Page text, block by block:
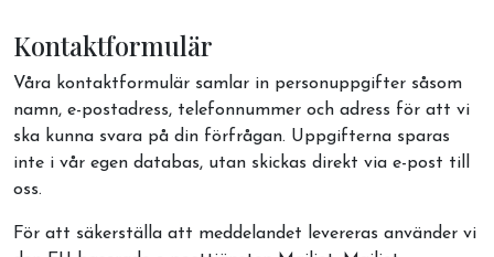
Kontaktformulär
Våra kontaktformulär samlar in personuppgifter såsom
namn, e-postadress, telefonnummer och adress för att vi
ska kunna svara på din förfrågan. Uppgifterna sparas
inte i vår egen databas, utan skickas direkt via e-post till
oss.
För att säkerställa att meddelandet levereras använder vi